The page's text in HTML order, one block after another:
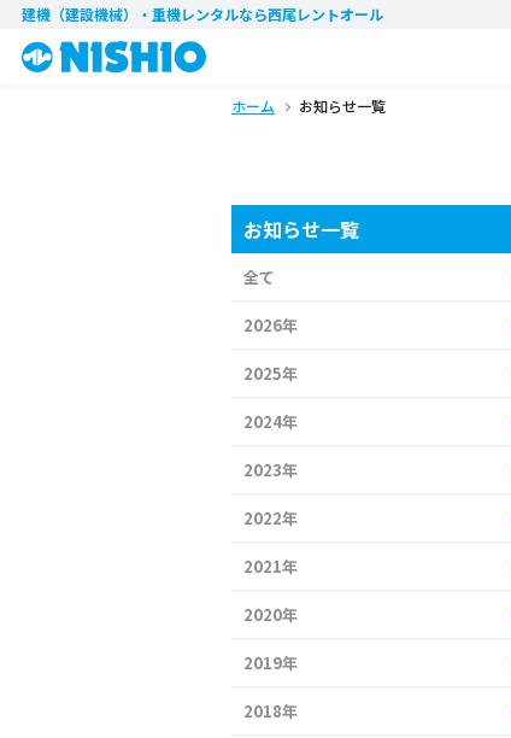
建機（建設機械）・重機レンタルなら西尾レントオール
ホーム お知らせ一覧
お知らせ一覧
全て
2026年
2025年
2024年
2023年
2022年
2021年
2020年
2019年
2018年